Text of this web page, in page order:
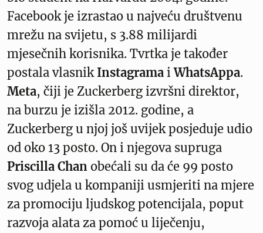
Facebook je izrastao u najveću društvenu
mrežu na svijetu, s 3.88 milijardi
mjesečnih korisnika. Tvrtka je također
postala vlasnik Instagrama iWhatsAppa.
Meta, čiji je Zuckerberg izvršni direktor,
na burzu je izišla 2012. godine, a
Zuckerberg u njoj još uvijek posjeduje udio
od oko 13 posto. On i njegova supruga
Priscilla Chan obećali su da će 99 posto
svog udjela u kompaniji usmjeriti na mjere
za promociju ljudskog potencijala, poput
razvoja alata za pomoć u liječenju,